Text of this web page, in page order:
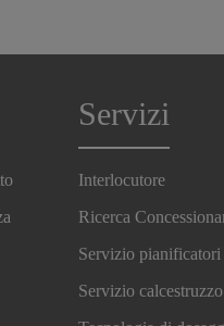
Servizi
Interlocutore
Ricerca
Servizio pianificatori
Servizio calcestruzzo